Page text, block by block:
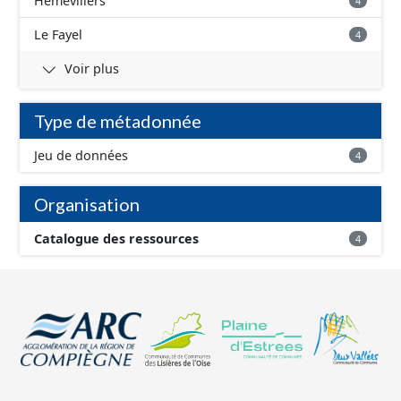
Le Fayel 4
Voir plus
Type de métadonnée
Jeu de données 4
Organisation
Catalogue des ressources 4